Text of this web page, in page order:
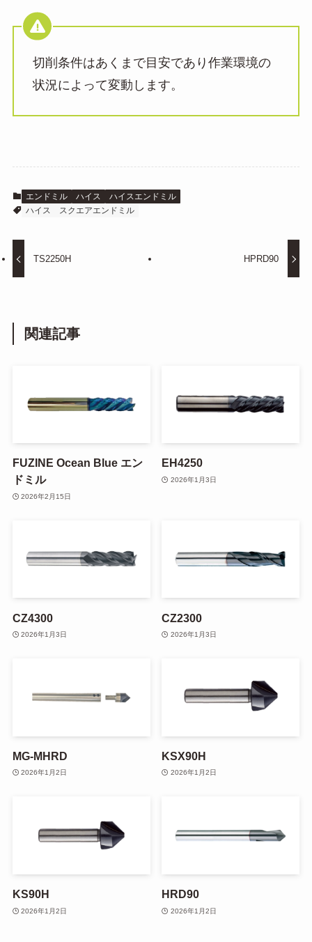
切削条件はあくまで目安であり作業環境の
状況によって変動します。
エンドミル ハイス
ハイスエンドミル
ハイス スクエアエンドミル
TS2250H HPRD90
関連記事
FUZINE Ocean Blue エン
ドミル
2026年2月15日
EH4250
2026年1月3日
CZ4300
2026年1月3日
CZ2300
2026年1月3日
MG-MHRD
2026年1月2日
KSX90H
2026年1月2日
KS90H
2026年1月2日
HRD90
2026年1月2日